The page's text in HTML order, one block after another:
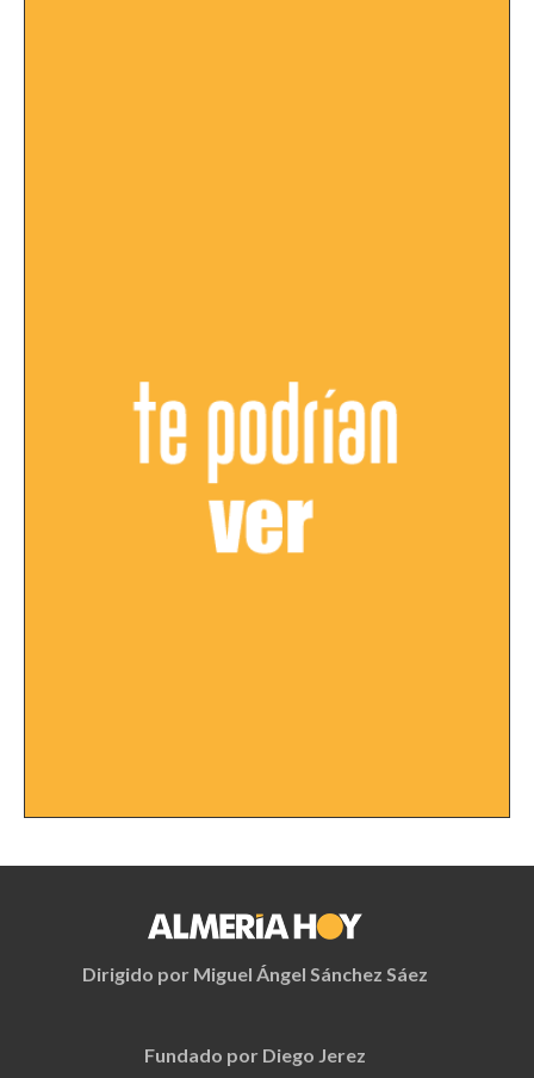
Dirigido por Miguel Ángel Sánchez Sáez
Fundado por Diego Jerez